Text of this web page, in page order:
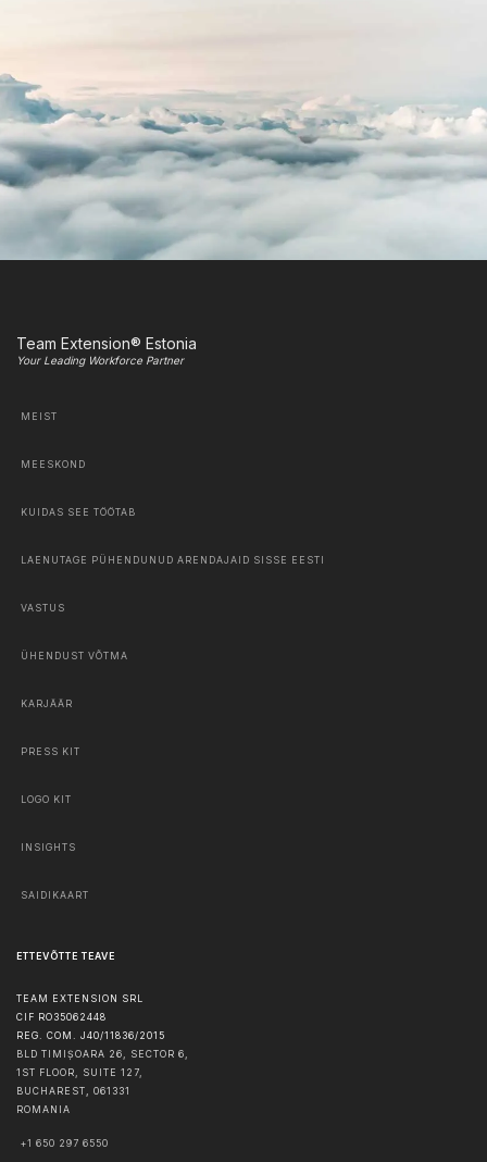
Team Extension® Estonia
Your Leading Workforce Partner
MEIST
MEESKOND
KUIDAS SEE TÖÖTAB
LAENUTAGE PÜHENDUNUD ARENDAJAID SISSE EESTI
VASTUS
ÜHENDUST VÕTMA
KARJÄÄR
PRESS KIT
LOGO KIT
INSIGHTS
SAIDIKAART
ETTEVÕTTE TEAVE
TEAM EXTENSION SRL
CIF RO35062448
REG. COM. J40/11836/2015
BLD TIMIȘOARA 26, SECTOR 6,
1ST FLOOR, SUITE 127,
BUCHAREST, 061331
ROMANIA
+1 650 297 6550